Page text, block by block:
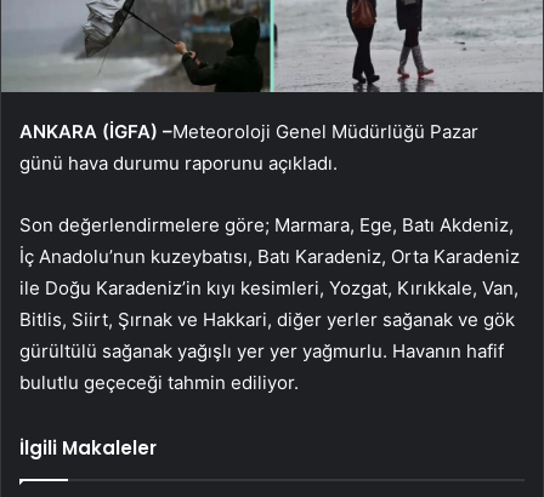
ANKARA (İGFA) –Meteoroloji Genel Müdürlüğü Pazar
günü hava durumu raporunu açıkladı.
Son değerlendirmelere göre; Marmara, Ege, Batı Akdeniz,
İç Anadolu’nun kuzeybatısı, Batı Karadeniz, Orta Karadeniz
ile Doğu Karadeniz’in kıyı kesimleri, Yozgat, Kırıkkale, Van,
Bitlis, Siirt, Şırnak ve Hakkari, diğer yerler sağanak ve gök
gürültülü sağanak yağışlı yer yer yağmurlu. Havanın hafif
bulutlu geçeceği tahmin ediliyor.
İlgili Makaleler